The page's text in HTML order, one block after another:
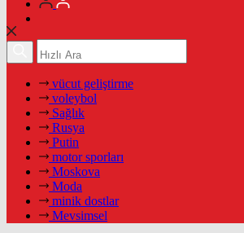
vücut geliştirme
voleybol
Sağlık
Rusya
Putin
motor sporları
Moskova
Moda
minik dostlar
Mevsimsel